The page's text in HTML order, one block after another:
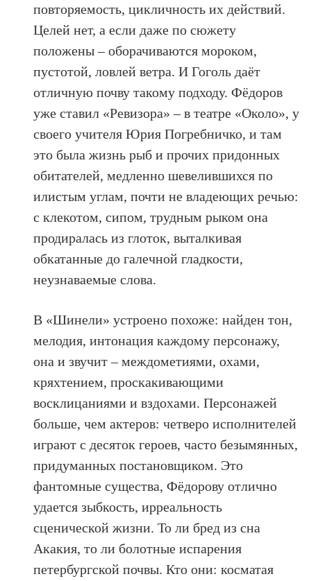
повторяемость, цикличность их действий.
Целей нет, а если даже по сюжету
положены – оборачиваются мороком,
пустотой, ловлей ветра. И Гоголь даёт
отличную почву такому подходу. Фёдоров
уже ставил «Ревизора» – в театре «Около», у
своего учителя Юрия Погребничко, и там
это была жизнь рыб и прочих придонных
обитателей, медленно шевелившихся по
илистым углам, почти не владеющих речью:
с клекотом, сипом, трудным рыком она
продиралась из глоток, выталкивая
обкатанные до галечной гладкости,
неузнаваемые слова.
В «Шинели» устроено похоже: найден тон,
мелодия, интонация каждому персонажу,
она и звучит – междометиями, охами,
кряхтением, проскакивающими
восклицаниями и вздохами. Персонажей
больше, чем актеров: четверо исполнителей
играют с десяток героев, часто безымянных,
придуманных постановщиком. Это
фантомные существа, Фёдорову отлично
удается зыбкость, ирреальность
сценической жизни. То ли бред из сна
Акакия, то ли болотные испарения
петербургской почвы. Кто они: косматая